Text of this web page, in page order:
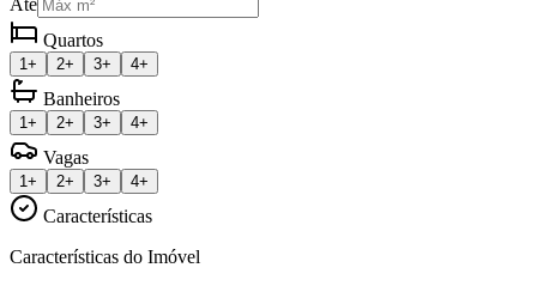
Até
Quartos
1+ 2+ 3+ 4+
Banheiros
1+ 2+ 3+ 4+
Vagas
1+ 2+ 3+ 4+
Características
Características do Imóvel